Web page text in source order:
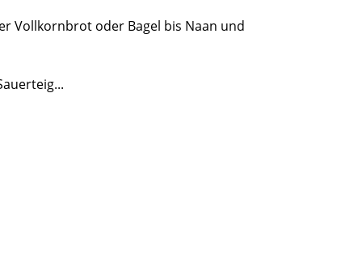
Vollkornbrot oder Bagel bis Naan und